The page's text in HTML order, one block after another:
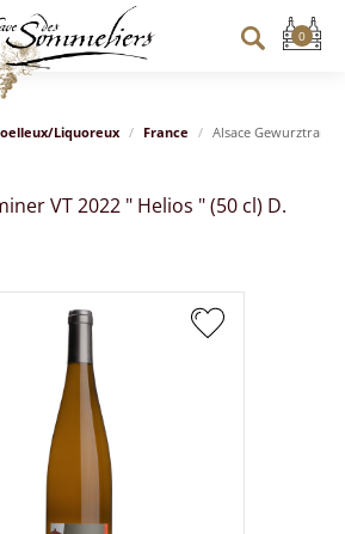
Liquoreux France Alsace
VT 2022 " Helios " (50 cl) D.